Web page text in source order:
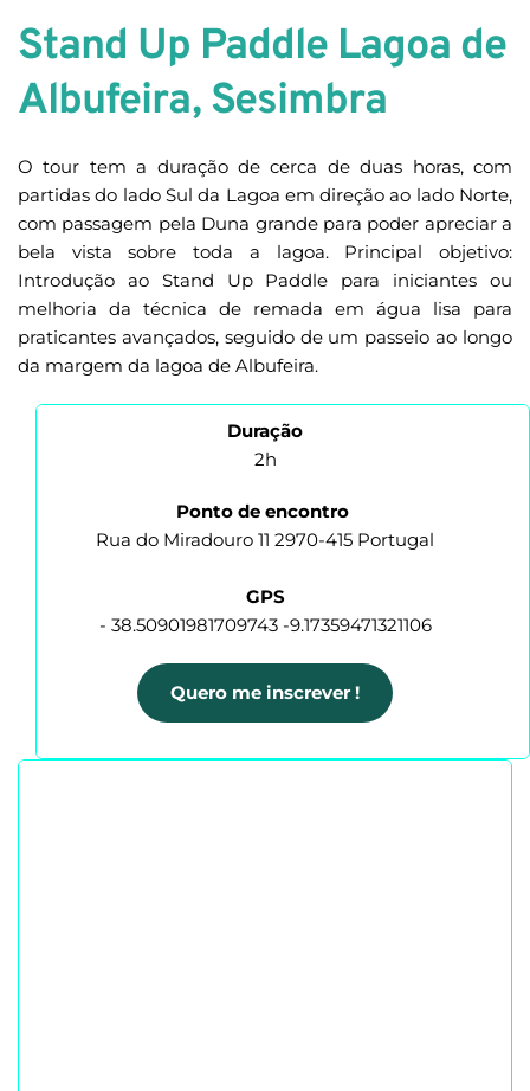
Stand Up Paddle Lagoa de
Albufeira, Sesimbra
O tour tem a duração de cerca de duas horas, com
partidas do lado Sul da Lagoa em direção ao lado Norte,
com passagem pela Duna grande para poder apreciar a
bela vista sobre toda a lagoa. Principal objetivo:
Introdução ao Stand Up Paddle para iniciantes ou
melhoria da técnica de remada em água lisa para
praticantes avançados, seguido de um passeio ao longo
da margem da lagoa de Albufeira.
Duração
2h
Ponto de encontro
Rua do Miradouro 11 2970-415 Portugal
GPS
- 38.50901981709743 -9.17359471321106
Quero me inscrever !